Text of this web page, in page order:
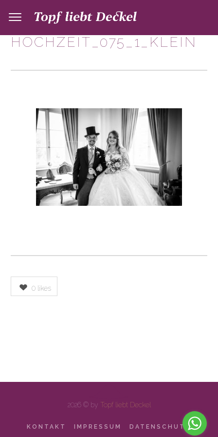
HOCHZEIT_075_1_KLEIN
0 likes
2026 © by Topf liebt Deckel
KONTAKT IMPRESSUM DATENSCHUTZ